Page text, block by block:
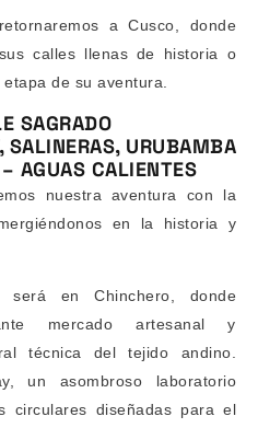
a Cusco, donde
calles llenas de historia o
de su aventura.
SAGRADO
SALINERAS, URUBAMBA
AGUAS CALIENTES
nuestra aventura con la
en la historia y
será en Chinchero, donde
mercado artesanal y
técnica del tejido andino.
un asombroso laboratorio
circulares diseñadas para el